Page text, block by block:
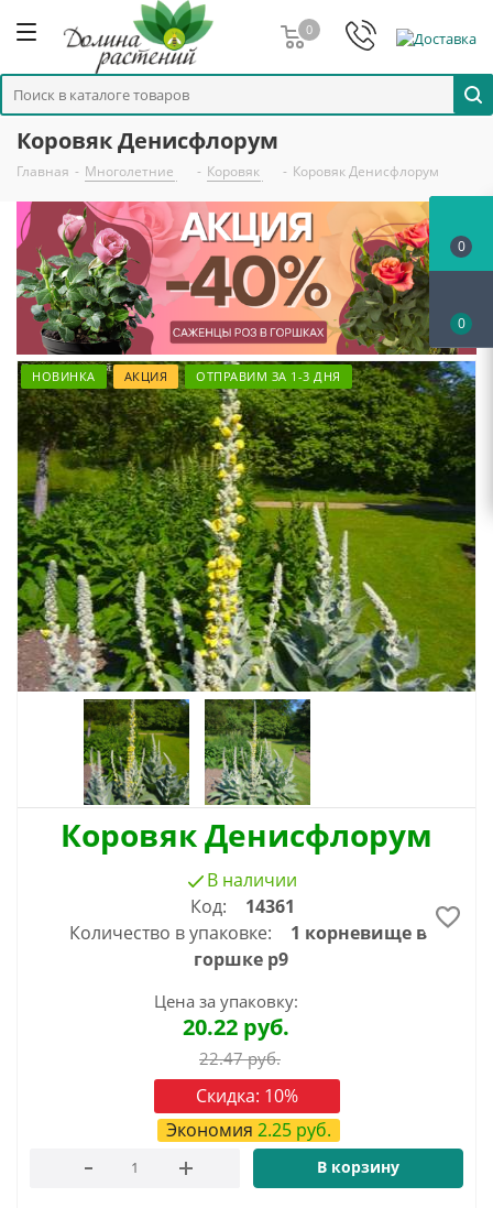
0
Коровяк Денисфлорум
Главная - Многолетние - Коровяк - Коровяк Денисфлорум
НОВИНКА АКЦИЯ ОТПРАВИМ ЗА 1-3 ДНЯ
Коровяк Денисфлорум
В наличии
Код:
14361
Количество в упаковке:
1 корневище в
горшке р9
Цена за упаковку:
20.22руб.
22.47руб.
Скидка: 10%
Экономия 2.25руб.
В корзину
0
0